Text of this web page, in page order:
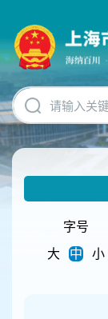
碍
操
明
跳
转
到
网
字号
大
中 小